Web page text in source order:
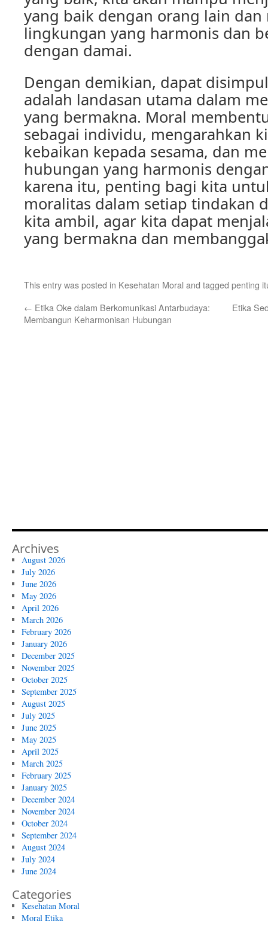
yang baik dengan orang lain dan
lingkungan yang harmonis dan
dengan damai.
Dengan demikian, dapat
adalah landasan utama dalam
yang bermakna. Moral
sebagai individu, mengarahkan
kebaikan kepada sesama, dan
hubungan yang harmonis
karena itu, penting bagi kita
moralitas dalam setiap tindakan
kita ambil, agar kita dapat
yang bermakna dan
This entry was posted in Kesehatan Moral and tagged penting
← Etika Oke dalam Berkomunikasi Antarbudaya:
Membangun Keharmonisan Hubungan
Etika
Archives
August 2026
July 2026
June 2026
May 2026
April 2026
March 2026
February 2026
January 2026
December 2025
November 2025
October 2025
September 2025
August 2025
July 2025
June 2025
May 2025
April 2025
March 2025
February 2025
January 2025
December 2024
November 2024
October 2024
September 2024
August 2024
July 2024
June 2024
Categories
Kesehatan Moral
Moral Etika